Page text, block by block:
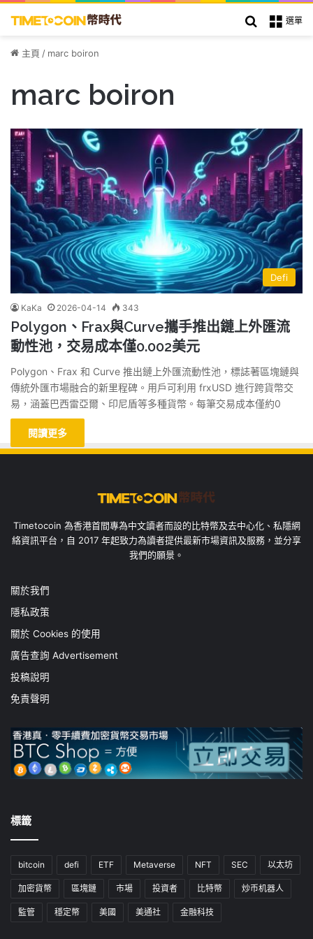
選單
搜索
主頁 / marc boiron
marc boiron
Defi
KaKa 2026-04-14 343
Polygon、Frax與Curve攜手推出鏈上外匯流
動性池，交易成本僅0.002美元
Polygon、Frax 和 Curve 推出鏈上外匯流動性池，標誌著區塊鏈與
傳統外匯市場融合的新里程碑。用戶可利用 frxUSD 進行跨貨幣交
易，涵蓋巴西雷亞爾、印尼盾等多種貨幣。每筆交易成本僅約0
閱讀更多
Timetocoin 為香港首間專為中文讀者而設的比特幣及去中心化、私隱網
絡資訊平台，自 2017 年起致力為讀者提供最新市場資訊及服務，並分享
我們的願景。
關於我們
隱私政策
關於 Cookies 的使用
廣告查詢 Advertisement
投稿說明
免責聲明
標籤
bitcoin defi ETF Metaverse NFT SEC 以太坊
加密貨幣 區塊鏈 市場 投資者 比特幣 炒币机器人
監管 穩定幣 美國 美通社 金融科技